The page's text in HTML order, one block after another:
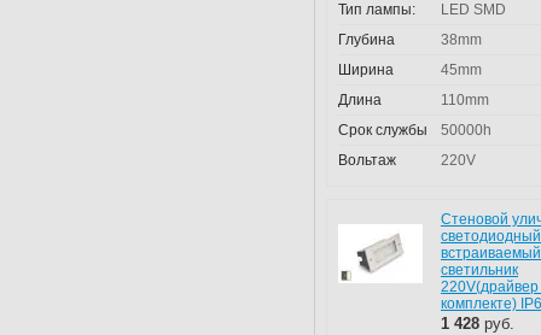
Тип лампы:
LED SMD
Глубина
38mm
Ширина
45mm
Длина
110mm
Срок службы
50000h
Вольтаж
220V
Стеновой
светодиодный
встраиваемый
светильник
220V(драйвер
комплекте)
1 428 руб.